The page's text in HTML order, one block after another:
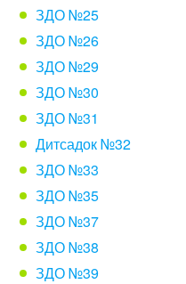
ЗДО №25
ЗДО №26
ЗДО №29
ЗДО №30
ЗДО №31
Дитсадок №32
ЗДО №33
ЗДО №35
ЗДО №37
ЗДО №38
ЗДО №39